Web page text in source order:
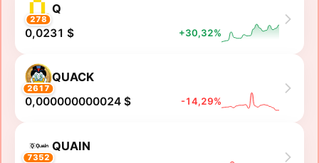
278
Q
0,0231 $ +30,32%
2617
QUACK
0,000000000024 $ -14,29%
7352
QUAIN